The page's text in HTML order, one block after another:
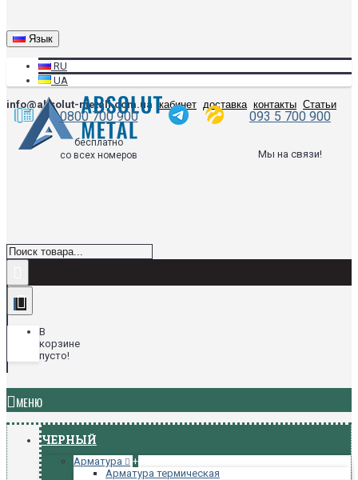
Язык
RU
UA
info@absolut-metall.com.ua
кабинет доставка контакты Статьи
0800 700 900 093 5 700 900
бесплатно
со всех номеров
Мы на связи!
В
корзине
пусто!
МЕНЮ
ЧЕРНЫЙ
Арматура
+
Арматура термическая